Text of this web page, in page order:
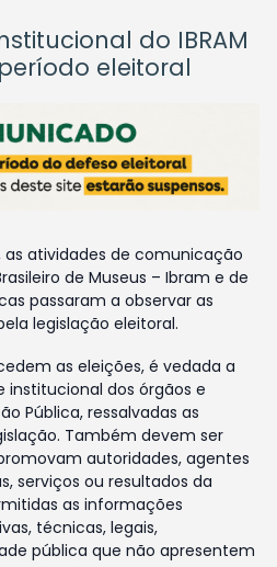
do IBRAM
eleitoral
as atividades de comunicação
de Museus – Ibram e de
passaram a observar as
legislação eleitoral.
as eleições, é vedada a
institucional dos órgãos e
Pública, ressalvadas as
Também devem ser
autoridades, agentes
serviços ou resultados da
as informações
técnicas, legais,
pública que não apresentem